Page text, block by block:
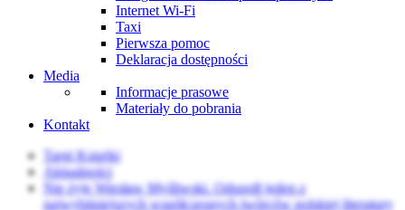
Internet Wi-Fi
Taxi
Pierwsza pomoc
Deklaracja dostępności
Media
Informacje prasowe
Materiały do pobrania
Kontakt
Targi Książki
Aktualności
Nie żyje Wiesław Myśliwski. Odszedł jeden z
najwybitniejszych współczesnych twórców polskiej literatury